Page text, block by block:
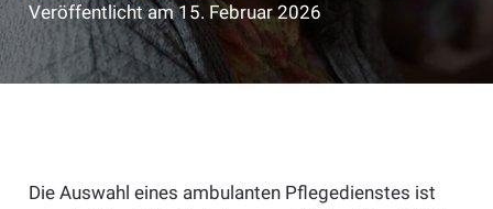
Veröffentlicht am15. Februar 2026
Die Auswahl eines ambulanten Pflegedienstes ist